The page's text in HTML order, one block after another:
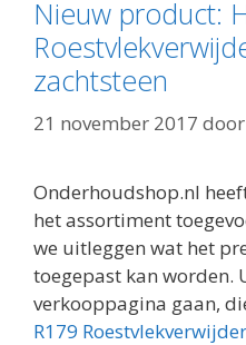
Nieuw product:
zachtsteen
21 november 2017 door
Onderhoudshop.nl
het assortiment
we uitleggen wat het
toegepast kan worden.
verkooppagina gaan,
R179